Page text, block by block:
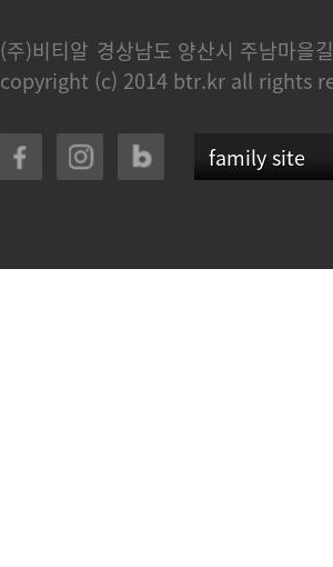
(주)비티알 경상남도 양산시 주남마을
copyright (c) 2014 btr.kr all rights
family site